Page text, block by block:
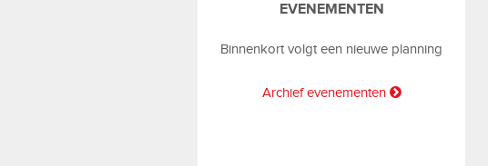
EVENEMENTEN
Binnenkort volgt een nieuwe planning
Archief evenementen